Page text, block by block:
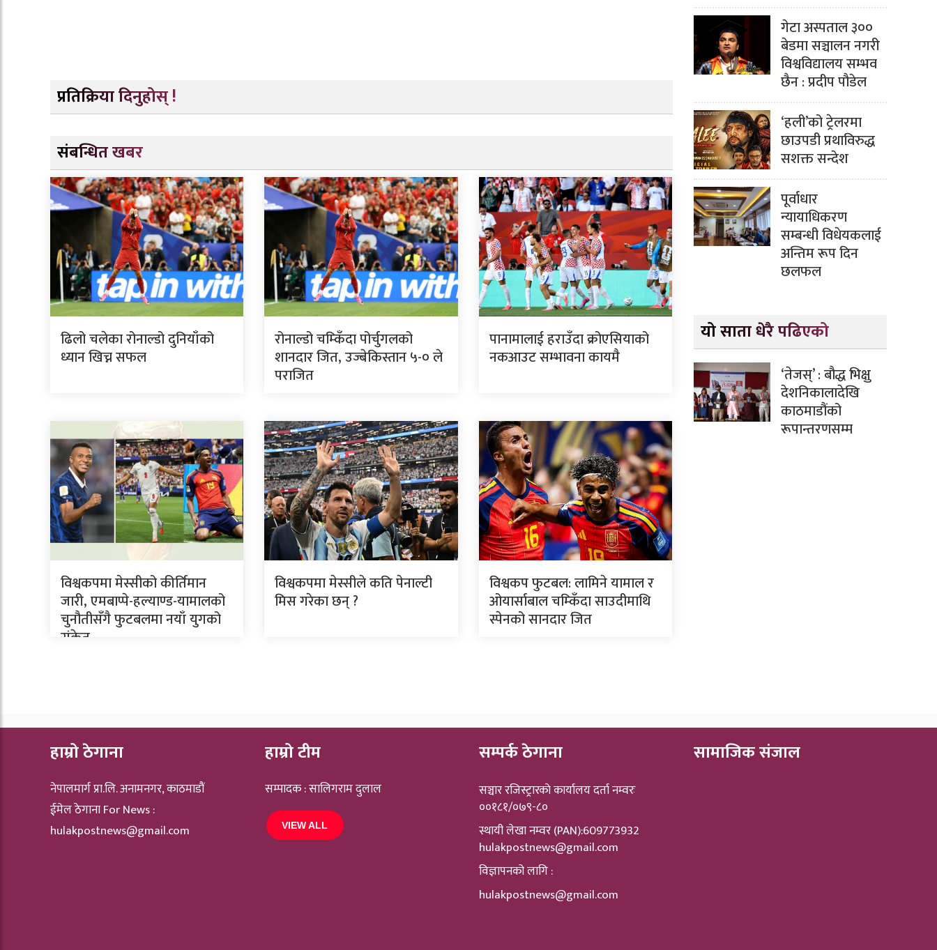
प्रतिक्रिया दिनुहोस् !
संबन्धित खबर
ढिलो चलेका रोनाल्डो दुनियाँको
ध्यान खिच्न सफल
रोनाल्डो चम्किँदा पोर्चुगलको
शानदार जित, उज्बेकिस्तान ५-० ले
पराजित
पानामालाई हराउँदा क्रोएसियाको
नकआउट सम्भावना कायमै
विश्वकपमा मेस्सीको कीर्तिमान
जारी, एमबाप्पे-हल्याण्ड-यामालको
चुनौतीसँगै फुटबलमा नयाँ युगको
संकेत
विश्वकपमा मेस्सीले कति पेनाल्टी
मिस गरेका छन् ?
विश्वकप फुटबल: लामिने यामाल र
ओयार्साबाल चम्किँदा साउदीमाथि
स्पेनको सानदार जित
गेटा अस्पताल ३००
बेडमा सञ्चालन नगरी
विश्वविद्यालय सम्भव
छैन : प्रदीप पौडेल
‘हली’को ट्रेलरमा
छाउपडी प्रथाविरुद्ध
सशक्त सन्देश
पूर्वाधार
न्यायाधिकरण
सम्बन्धी विधेयकलाई
अन्तिम रूप दिन
छलफल
यो साता धेरै पढिएको
‘तेजस्’ : बौद्ध भिक्षु
देशनिकालादेखि
काठमाडौंको
रूपान्तरणसम्म
हाम्रो ठेगाना
नेपालमार्ग प्रा.लि. अनामनगर, काठमाडौं
ईमेल ठेगाना For News :
hulakpostnews@gmail.com
हाम्रो टीम
सम्पादक : सालिगराम दुलाल
VIEW ALL
सम्पर्क ठेगाना
सञ्चार रजिस्ट्रारकाे कार्यालय दर्ता नम्वरः
००१८१/०७९-८०
स्थायी लेखा नम्वर (PAN):609773932
hulakpostnews@gmail.com
विज्ञापनको लागि :
hulakpostnews@gmail.com
सामाजिक संजाल